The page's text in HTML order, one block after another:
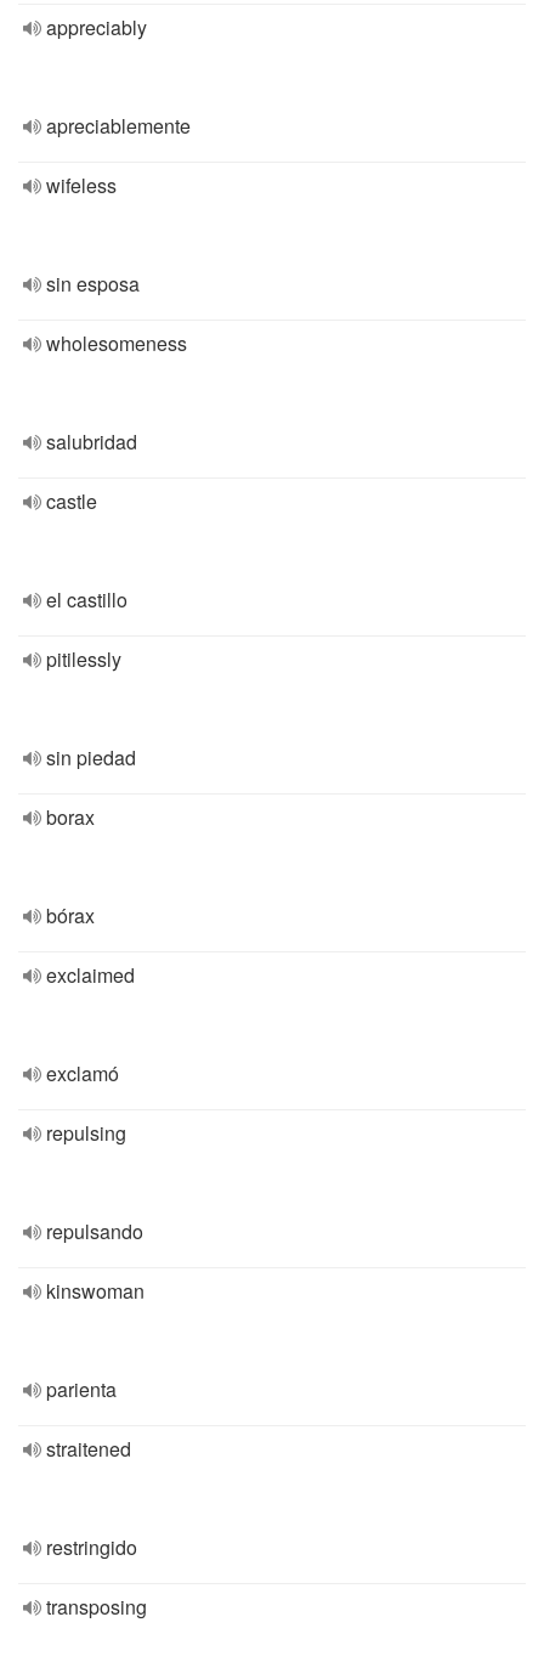
appreciably
apreciablemente
wifeless
sin esposa
wholesomeness
salubridad
castle
el castillo
pitilessly
sin piedad
borax
bórax
exclaimed
exclamó
repulsing
repulsando
kinswoman
parienta
straitened
restringido
transposing